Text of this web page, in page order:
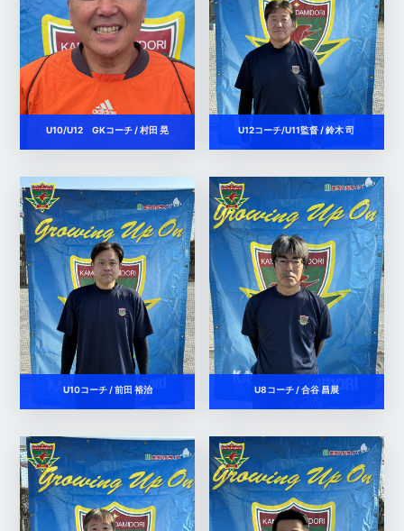
U10/U12 GKコーチ / 村田 晃 U12コーチ/U11監督 / 鈴木 司
U10コーチ / 前田 裕治 U8コーチ / 合谷 昌展